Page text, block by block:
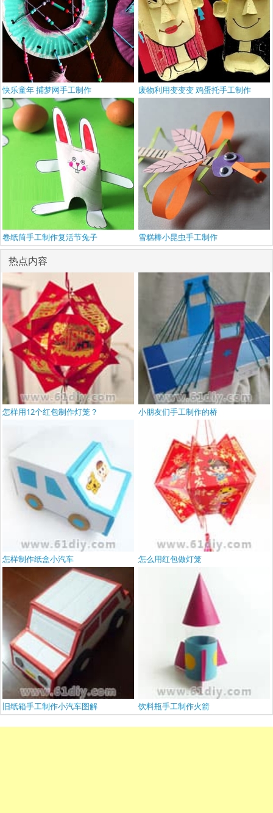
快乐童年 捕梦网手工制作 废物利用变变变 鸡蛋托手工制作
卷纸筒手工制作复活节兔子 雪糕棒小昆虫手工制作
热点内容
怎样用12个红包制作灯笼？ 小朋友们手工制作的桥
怎样制作纸盒小汽车 怎么用红包做灯笼
旧纸箱手工制作小汽车图解 饮料瓶手工制作火箭